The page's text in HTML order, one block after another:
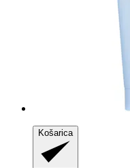
Košarica